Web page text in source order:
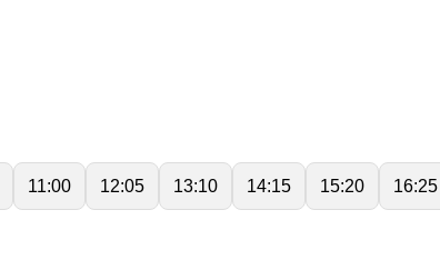
11:00 12:05 13:10 14:15 15:20 16:25